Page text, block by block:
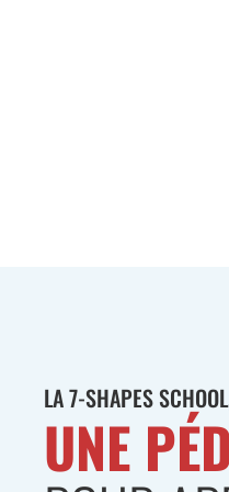
LA 7-SHAPES
UNE